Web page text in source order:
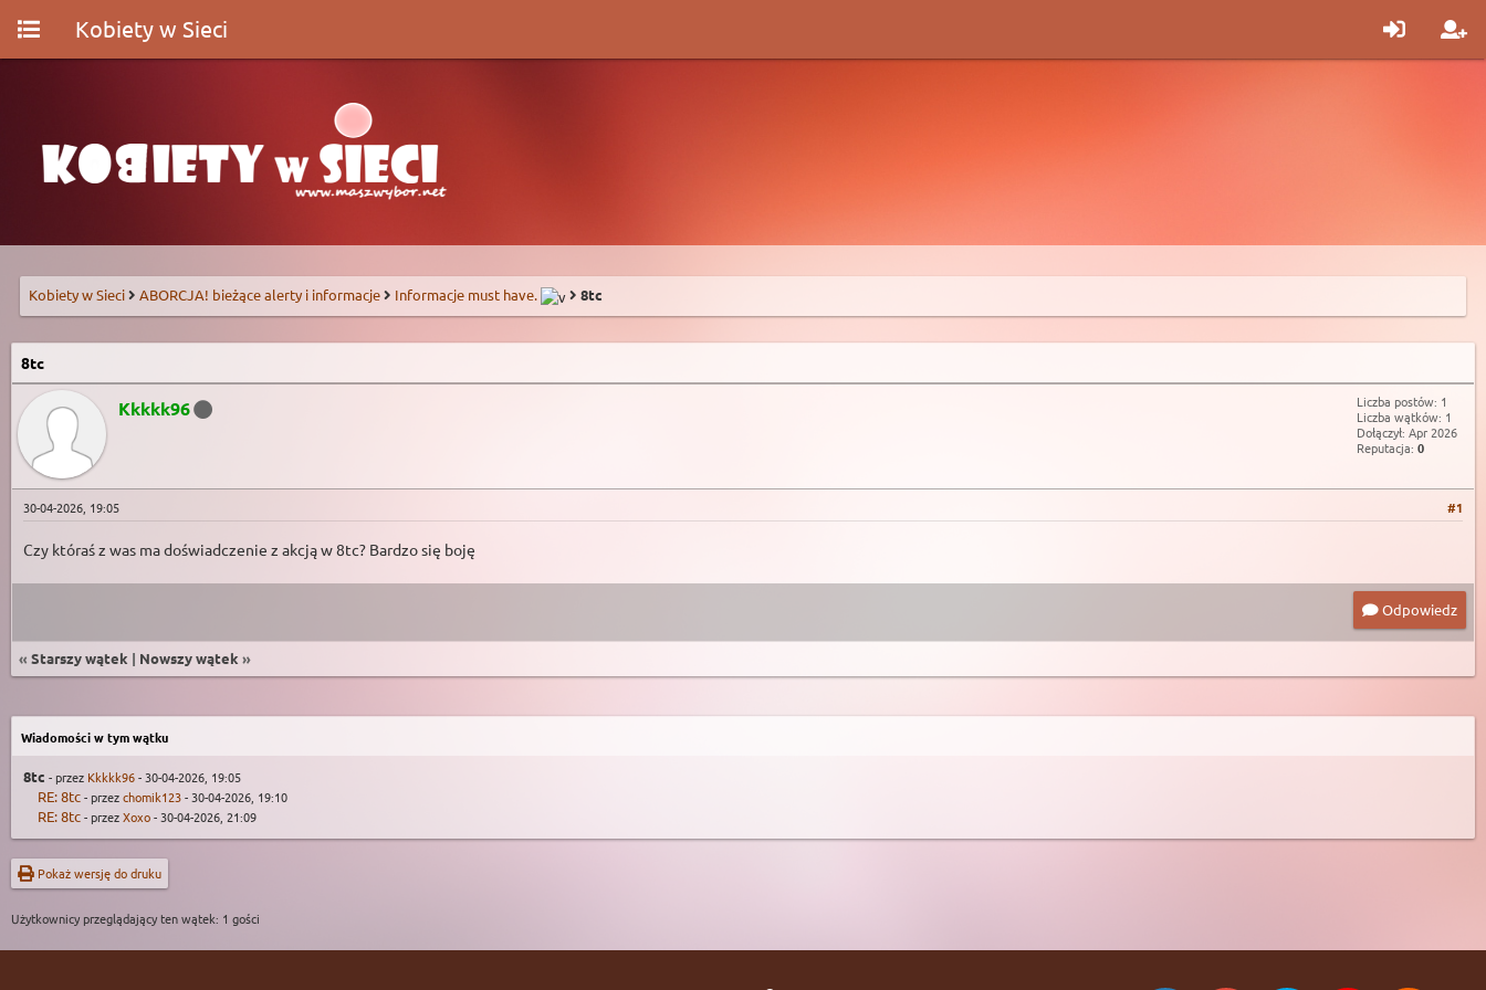
Kobiety w Sieci
Kobiety w Sieci ABORCJA! bieżące alerty i informacje Informacje must have. 8tc
8tc
Kkkkk96
Liczba postów: 1
Liczba wątków: 1
Dołączył: Apr 2026
Reputacja: 0
#1
30-04-2026, 19:05
Czy któraś z was ma doświadczenie z akcją w 8tc? Bardzo się boję
Odpowiedz
« Starszy wątek | Nowszy wątek »
Wiadomości w tym wątku
8tc - przez Kkkkk96- 30-04-2026, 19:05
RE: 8tc- przezchomik123- 30-04-2026, 19:10
RE: 8tc- przezXoxo- 30-04-2026, 21:09
Pokaż wersję do druku
Użytkownicy przeglądający ten wątek: 1 gości